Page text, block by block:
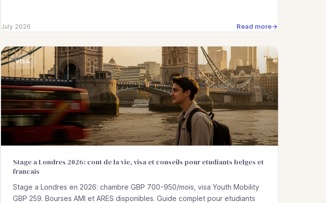
July 2026 Read more
VISA
Stage a Londres 2026: cout de la vie, visa et conseils pour etudiants belges et
francais
Stage a Londres en 2026: chambre GBP 700-950/mois, visa Youth Mobility
GBP 259. Bourses AMI et ARES disponibles. Guide complet pour etudiants